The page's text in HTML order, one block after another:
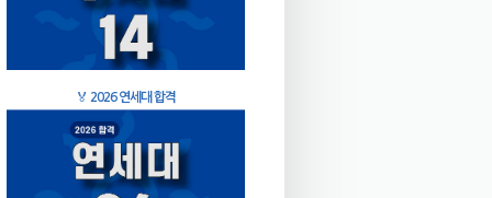
🏅 2026 연세대 합격